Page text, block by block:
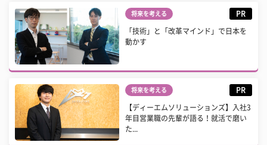
将来を考える PR
「技術」と「改革マインド」で日本を
動かす
将来を考える PR
【ディーエムソリューションズ】入社3
年目営業職の先輩が語る！就活で磨い
た...